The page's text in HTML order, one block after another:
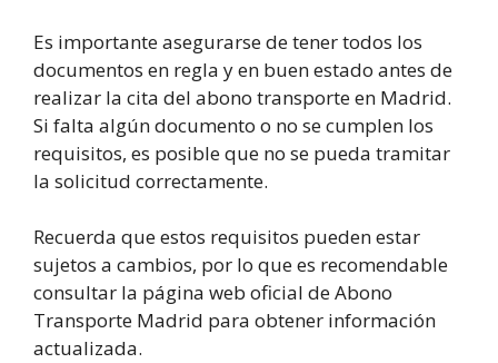
Es importante asegurarse de tener todos los
documentos en regla y en buen estado antes de
realizar la cita del abono transporte en Madrid.
Si falta algún documento o no se cumplen los
requisitos, es posible que no se pueda tramitar
la solicitud correctamente.
Recuerda que estos requisitos pueden estar
sujetos a cambios, por lo que es recomendable
consultar la página web oficial de Abono
Transporte Madrid para obtener información
actualizada.